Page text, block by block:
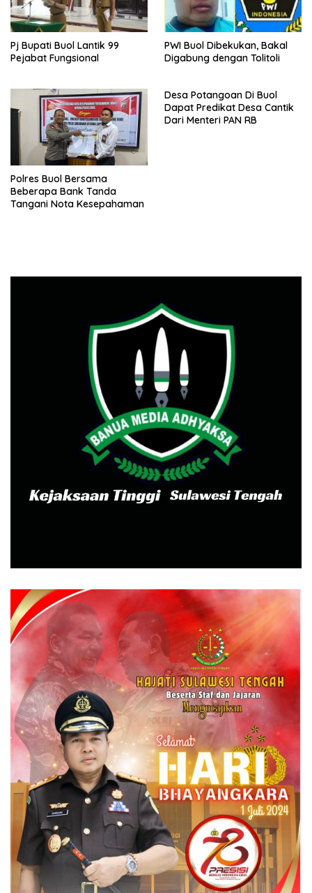
Pj Bupati Buol Lantik 99
Pejabat Fungsional
PWI Buol Dibekukan, Bakal
Digabung dengan Tolitoli
Polres Buol Bersama
Beberapa Bank Tanda
Tangani Nota Kesepahaman
Desa Potangoan Di Buol
Dapat Predikat Desa Cantik
Dari Menteri PAN RB